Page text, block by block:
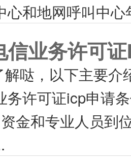
心和地网呼叫中
信业务许可
解哒，以下主要
务许可证icp申请
金和专业人员到